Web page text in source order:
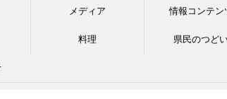
メディア 情報コンテン
料理 県民のつど